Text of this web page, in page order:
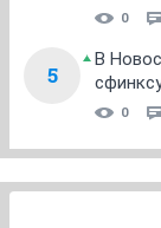
0
5
В
0